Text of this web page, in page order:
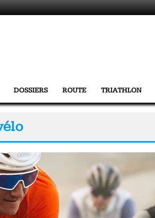
DOSSIERS ROUTE TRIATHLON